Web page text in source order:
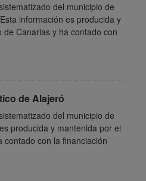
del municipio de
información es producida y
Canarias y ha contado con
de Alajeró
del municipio de
producida y mantenida por el
con la financiación